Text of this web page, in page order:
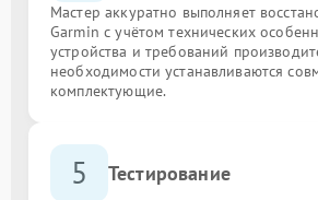
Мастер аккуратно выполняет
Garmin с учётом технических
устройства и требований
необходимости устанавливаются
комплектующие.
5 Тестирование